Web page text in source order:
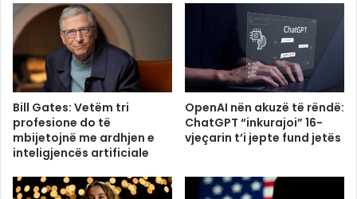
Bill Gates: Vetëm tri
profesione do të
mbijetojnë me ardhjen e
inteligjencës artificiale
OpenAI nën akuzë të rëndë:
ChatGPT “inkurajoi” 16-
vjeçarin t’i jepte fund jetës